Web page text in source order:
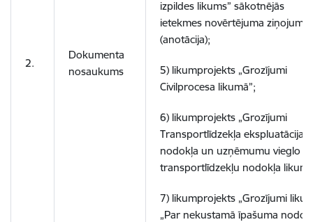
2.
Dokumenta
nosaukums
izpildes likums” sākotnējās
ietekmes novērtējuma ziņojums
(anotācija);
5) likumprojekts „Grozījumi
Civilprocesa likumā”;
6) likumprojekts „Grozījumi
Transportlīdzekļa ekspluatācijas
nodokļa un uzņēmumu vieglo
transportlīdzekļu nodokļa
7) likumprojekts „Grozījumi
„Par nekustamā īpašuma